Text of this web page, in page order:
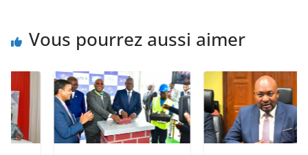
Vous pourrez aussi aimer